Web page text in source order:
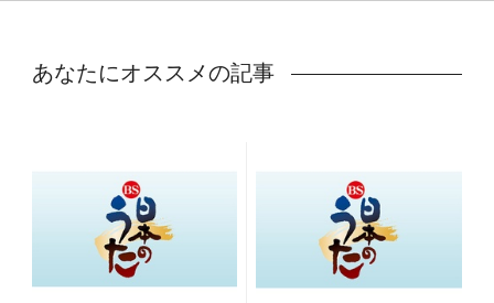
あなたにオススメの記事